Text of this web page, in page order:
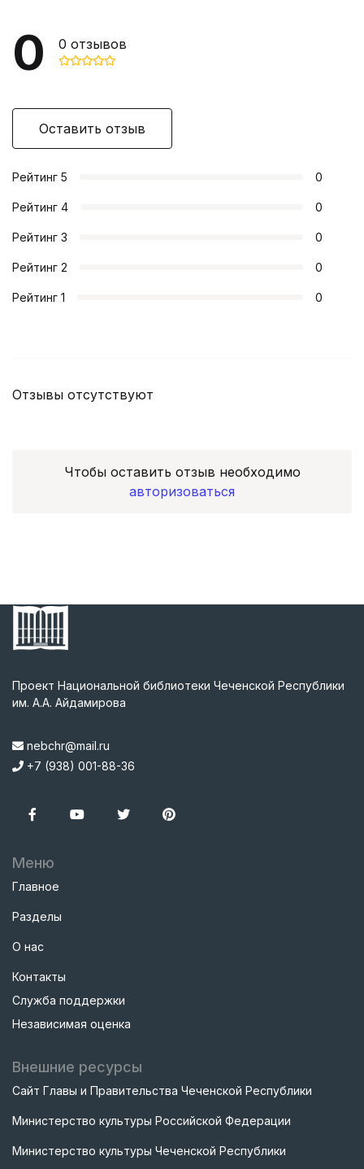
0 0 отзывов
Оставить отзыв
Рейтинг 5 0
Рейтинг 4 0
Рейтинг 3 0
Рейтинг 2 0
Рейтинг 1 0
Отзывы отсутствуют
Чтобы оставить отзыв необходимо
авторизоваться
Проект Национальной библиотеки Чеченской Республики
им. А.А. Айдамирова
nebchr@mail.ru
+7 (938) 001-88-36
Меню
Главное
Разделы
О нас
Контакты
Служба поддержки
Независимая оценка
Внешние ресурсы
Сайт Главы и Правительства Чеченской Республики
Министерство культуры Российской Федерации
Министерство культуры Чеченской Республики